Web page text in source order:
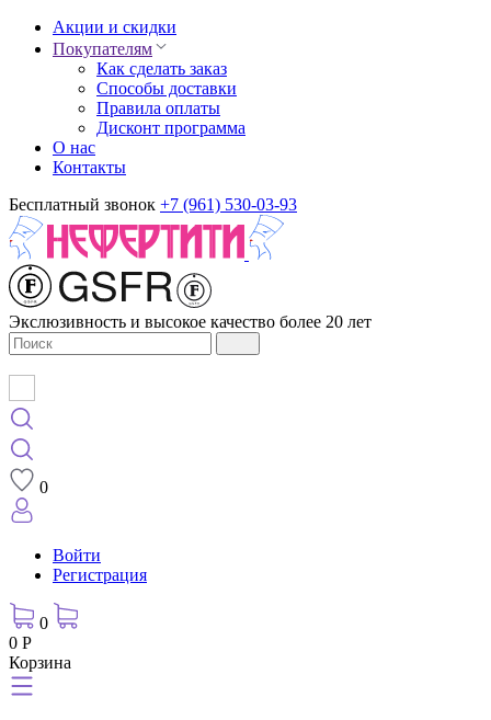
Акции и скидки
Покупателям
Как сделать заказ
Способы доставки
Правила оплаты
Дисконт программа
О нас
Контакты
Бесплатный звонок +7 (961) 530-03-93
Экслюзивность и высокое качество более 20 лет
0
Войти
Регистрация
0
0 Р
Корзина